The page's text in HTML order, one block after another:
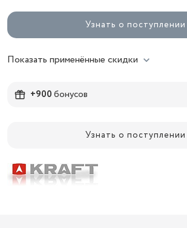
Узнать о поступлении
Показать применённые скидки
+900бонусов
Узнать о поступлении